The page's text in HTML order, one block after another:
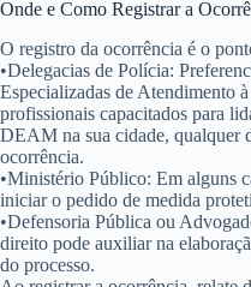
Onde e Como Registrar a
O registro da ocorrência é o
•Delegacias de Polícia:
Especializadas de Atendimento
profissionais capacitados para
DEAM na sua cidade, qualquer
ocorrência.
•Ministério Público: Em alguns
iniciar o pedido de medida
•Defensoria Pública ou
direito pode auxiliar na
do processo.